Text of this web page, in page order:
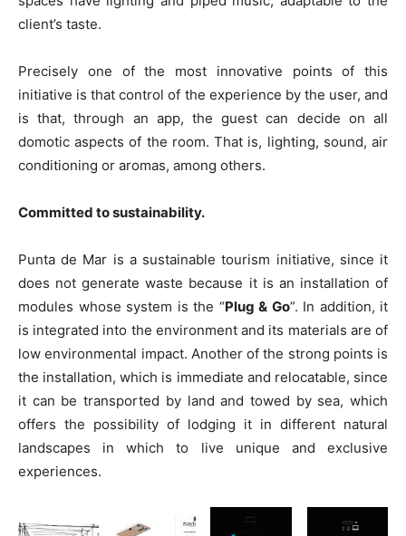
client’s taste.
Precisely one of the most innovative points of this
initiative is that control of the experience by the user, and
is that, through an app, the guest can decide on all
domotic aspects of the room. That is, lighting, sound, air
conditioning or aromas, among others.
Committed to sustainability.
Punta de Mar is a sustainable tourism initiative, since it
does not generate waste because it is an installation of
modules whose system is the “Plug & Go”. In addition, it
is integrated into the environment and its materials are of
low environmental impact. Another of the strong points is
the installation, which is immediate and relocatable, since
it can be transported by land and towed by sea, which
offers the possibility of lodging it in different natural
landscapes in which to live unique and exclusive
experiences.